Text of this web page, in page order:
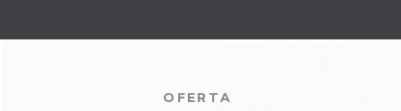
OFERTA